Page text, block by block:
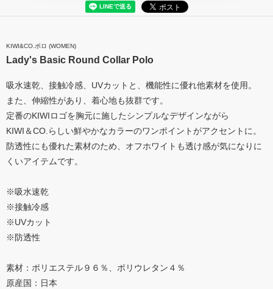
KIWI&CO.ポロ (WOMEN)
Lady's Basic Round Collar Polo
吸水速乾、接触冷感、UVカットと、機能性に優れ他素材を使用。
また、伸縮性があり、着心地も抜群です。
定番のKIWIロゴを胸元に施したシンプルなデザインながら
KIWI＆CO.らしい鮮やかなカラーのワンポイントがアクセントに。
防透性にも優れた素材のため、オフホワイトも透け感が気になりに
くいアイテムです。
※吸水速乾
※接触冷感
※UVカット
※防透性
素材：ポリエステル９６％、ポリウレタン４％
原産国：日本